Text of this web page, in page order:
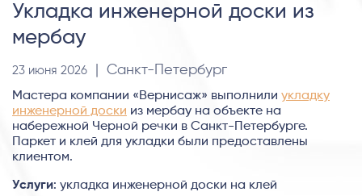
Укладка инженерной доски из
мербау
23 июня 2026 | Санкт-Петербург
Мастера компании «Вернисаж» выполнили укладку
инженерной доски из мербау на объекте на
набережной Черной речки в Санкт-Петербурге.
Паркет и клей для укладки были предоставлены
клиентом.
Услуги: укладка инженерной доски на клей